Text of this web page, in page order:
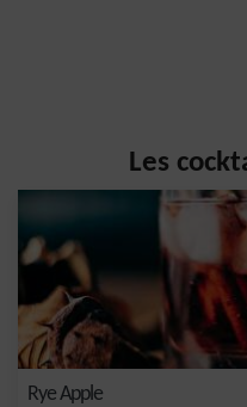
Les
Rye Apple